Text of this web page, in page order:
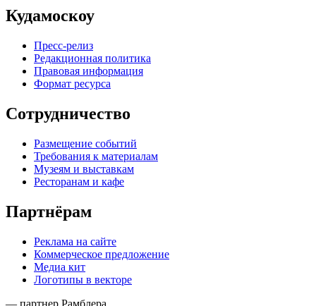
Кудамоскоу
Пресс-релиз
Редакционная политика
Правовая информация
Формат ресурса
Сотрудничество
Размещение событий
Требования к материалам
Музеям и выставкам
Ресторанам и кафе
Партнёрам
Реклама на сайте
Коммерческое предложение
Медиа кит
Логотипы в векторе
— партнер Рамблера